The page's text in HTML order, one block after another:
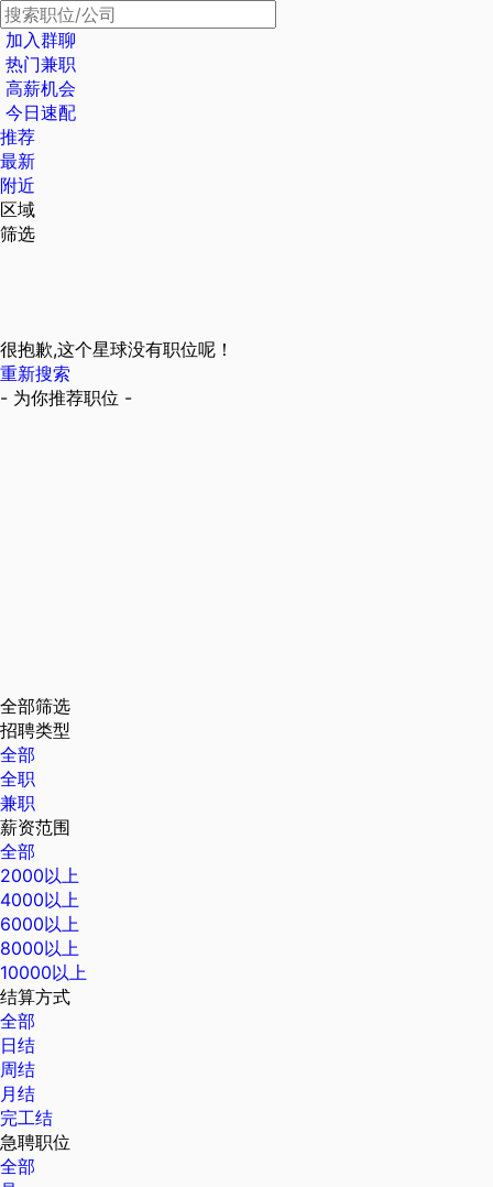
加入群聊
热门兼职
高薪机会
今日速配
推荐
最新
附近
区域
筛选
很抱歉,这个星球没有职位呢！
重新搜索
- 为你推荐职位 -
全部筛选
招聘类型
全部
全职
兼职
薪资范围
全部
2000以上
4000以上
6000以上
8000以上
10000以上
结算方式
全部
日结
周结
月结
完工结
急聘职位
全部